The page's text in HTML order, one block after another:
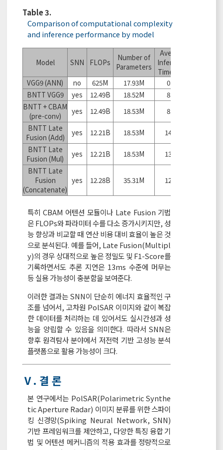
Table 3.
Comparison of computational complexity
and inference performance by model
Model SNN FLOPs
Number of
Parameters
Average
Inference
Time (ms)
VGG9 (ANN)
no 625M 17.93M
0.54
BNTT VGG9
yes 12.49B 18.52M
8.01
BNTT + CBAM
(pre-conv)
yes 12.49B 18.53M
8.28
BNTT Late
Fusion (Add)
yes 12.21B 18.53M
14.00
BNTT Late
Fusion (Mul)
yes 12.21B 18.53M
13.17
BNTT Late
Fusion
(Concatenate)
yes 12.28B 35.31M 12.43
특히 CBAM 어텐션 모듈이나 Late Fusion 기법
은 FLOPs와 파라미터 수를 다소 증가시키지만, 성
능 향상과 비교할 때 연산 비용 대비 효율이 높은 것
으로 분석된다. 예를 들어, Late Fusion(Multipl
y)의 경우 상대적으로 높은 정밀도 및 F1-Score를
기록하면서도 추론 지연은 13ms 수준에 머무는
등 실용 가능성이 충분함을 보여준다.
이러한 결과는 SNN이 단순히 에너지 효율적인 구
조를 넘어서, 고차원 PolSAR 이미지와 같이 복잡
한 데이터를 처리하는 데 있어서도 실시간성과 성
능을 양립할 수 있음을 의미한다. 따라서 SNN은
향후 원격탐사 분야에서 저전력 기반 고성능 분석
플랫폼으로 활용 가능성이 크다.
Ⅴ. 결 론
본 연구에서는 PolSAR(Polarimetric Synthe
tic Aperture Radar) 이미지 분류를 위한 스파이
킹 신경망(Spiking Neural Network, SNN)
기반 프레임워크를 제안하고, 다양한 특징 융합 기
법 및 어텐션 메커니즘의 적용 효과를 정량적으로